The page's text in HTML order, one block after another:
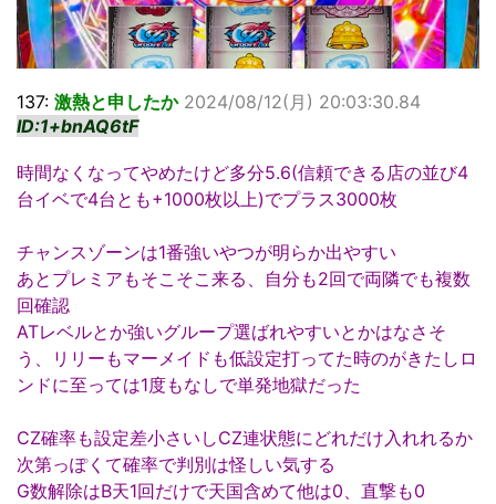
137: 激熱と申したか 2024/08/12(月) 20:03:30.84
ID:1+bnAQ6tF
時間なくなってやめたけど多分5.6(信頼できる店の並び4
台イベで4台とも+1000枚以上)でプラス3000枚
チャンスゾーンは1番強いやつが明らか出やすい
あとプレミアもそこそこ来る、自分も2回で両隣でも複数
回確認
ATレベルとか強いグループ選ばれやすいとかはなさそ
う、リリーもマーメイドも低設定打ってた時のがきたしロ
ンドに至っては1度もなしで単発地獄だった
CZ確率も設定差小さいしCZ連状態にどれだけ入れれるか
次第っぽくて確率で判別は怪しい気する
G数解除はB天1回だけで天国含めて他は0、直撃も0